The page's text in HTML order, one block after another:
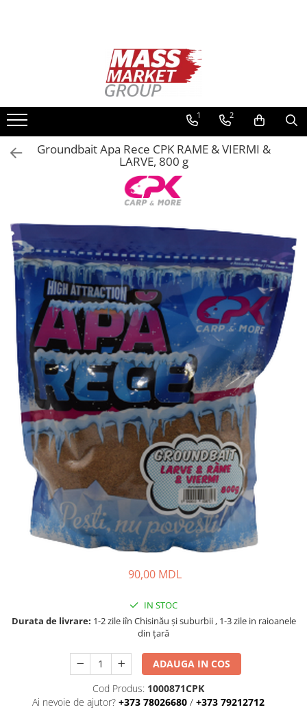
Lansete la crap
Mulinete la crap
Fire Crap
Accesorii nadire, sondare
Rod Pod, picheti, suporti
Carlige crap
Avertizoare si swingere
Pescuit Feeder, Stationar, Pluta
Lansete Feeder, Stationar, Pluta
Mulinete Feeder, Stationar, Pluta
Fire feeder, stationar
Plute si Indicatoare
Platforme feeder, suporturi,
tripoduri
Plumbi, cosulete, momitoare
Carlige Feeder, Stationar
Mincioguri si juvelnice
Accesorii monturi
Genti, huse, galeti
Accesorii si instrumente
Nada, momeala, aditivi
Pescuit la rapitor
Carlige la rapitor
Accesorii rapitor
Forfaci la rapitor
1 2
Groundbait Apa Rece CPK RAME & VIERMI &
LARVE, 800 g
90,00 MDL
IN STOC
Durata de livrare: 1-2 zile iîn Chisinău şi suburbii , 1-3 zile in raioanele
din țară
ADAUGA IN COS
Cod Produs: 1000871CPK
Ai nevoie de ajutor? +373 78026680 / +373 79212712